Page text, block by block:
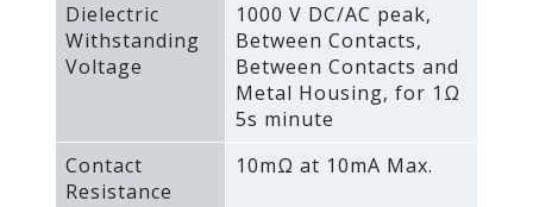
Dielectric
Withstanding
Voltage
1000 V DC/AC peak‚
Between Contacts‚
Between Contacts and
Metal Housing‚ for 1Ω
5s minute
Contact
Resistance
10mΩ at 10mA Max.